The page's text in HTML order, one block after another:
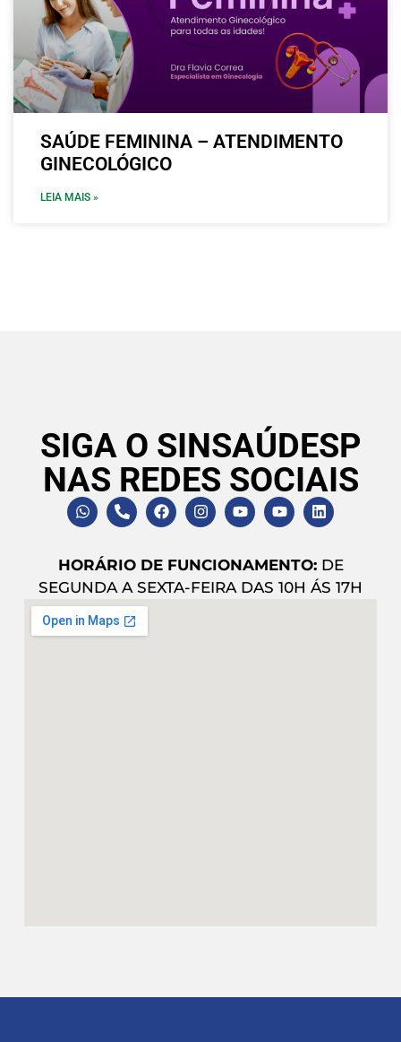
SAÚDE FEMININA – ATENDIMENTO
GINECOLÓGICO
LEIA MAIS »
SIGA O SINSAÚDESP
NAS REDES SOCIAIS
HORÁRIO DE FUNCIONAMENTO:DE
SEGUNDA A SEXTA-FEIRA DAS 10H ÁS 17H